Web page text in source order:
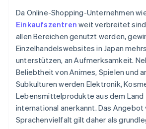
Da Online-Shopping-Unternehmen
Einkaufszentren weit verbreitet
allen Bereichen genutzt werden,
Einzelhandelswebsites in Japan
unterstützen, an Aufmerksamkeit.
Beliebtheit von Animes, Spielen und
Subkulturen werden Elektronik,
Lebensmittelprodukte aus dem Land
international anerkannt. Das Angebot
Sprachenvielfalt gilt daher als